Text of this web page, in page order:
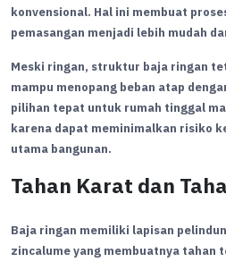
konvensional. Hal ini membuat
pemasangan menjadi lebih mudah
Meski ringan, struktur baja ringan
mampu menopang beban atap
pilihan tepat untuk rumah tinggal
karena dapat meminimalkan risiko
utama bangunan.
Tahan Karat dan
Baja ringan memiliki lapisan
zincalume yang membuatnya tahan